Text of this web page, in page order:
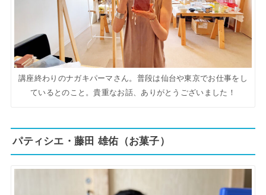
講座終わりのナガキパーマさん。普段は仙台や東京でお仕事をし
ているとのこと。貴重なお話、ありがとうございました！
パティシエ・藤田 雄佑（お菓子）